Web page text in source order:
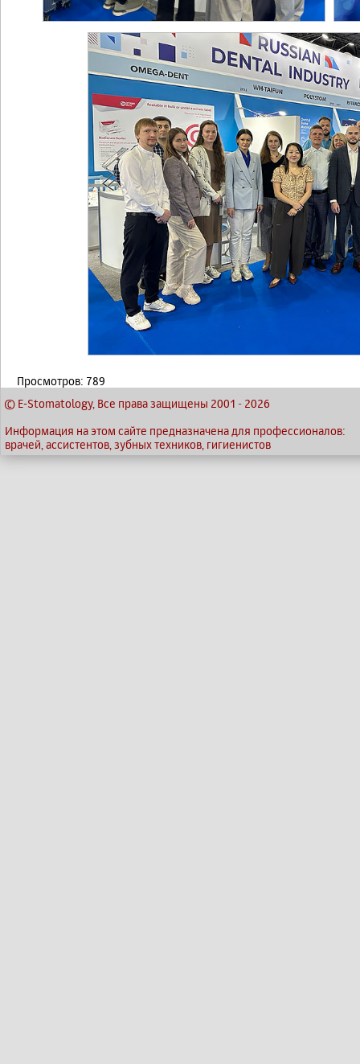
Просмотров: 789
© E-Stomatology, Все права защищены 2001 - 2026
Информация на этом сайте предназначена для профессионалов:
врачей, ассистентов, зубных техников, гигиенистов